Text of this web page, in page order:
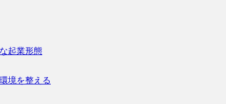
起業形態
境を整える